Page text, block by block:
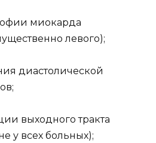
миокарда
левого);
диастолической
выходного тракта
у всех больных);